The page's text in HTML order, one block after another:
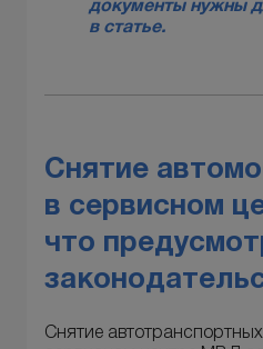
документы нужны
в статье.
Снятие
в сервисном
что
Снятие